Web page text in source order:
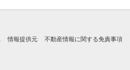
情報提供元 不動産情報に関する免責事項